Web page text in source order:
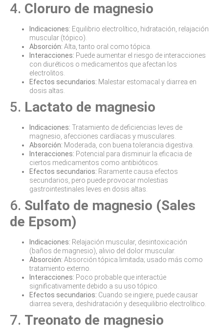
4. Cloruro de magnesio
Indicaciones: Equilibrio electrolítico, hidratación, relajación
muscular (tópico).
Absorción: Alta, tanto oral como tópica.
Interacciones: Puede aumentar el riesgo de interacciones
con diuréticos o medicamentos que afectan los
electrolitos.
Efectos secundarios: Malestar estomacal y diarrea en
dosis altas.
5. Lactato de magnesio
Indicaciones: Tratamiento de deficiencias leves de
magnesio, afecciones cardíacas y musculares.
Absorción: Moderada, con buena tolerancia digestiva.
Interacciones: Potencial para disminuir la eficacia de
ciertos medicamentos como antibióticos.
Efectos secundarios: Raramente causa efectos
secundarios, pero puede provocar molestias
gastrointestinales leves en dosis altas.
6. Sulfato de magnesio (Sales
de Epsom)
Indicaciones: Relajación muscular, desintoxicación
(baños de magnesio), alivio del dolor muscular.
Absorción: Absorción tópica limitada; usado más como
tratamiento externo.
Interacciones: Poco probable que interactúe
significativamente debido a su uso tópico.
Efectos secundarios: Cuando se ingiere, puede causar
diarrea severa, deshidratación y desequilibrio electrolítico.
7. Treonato de magnesio